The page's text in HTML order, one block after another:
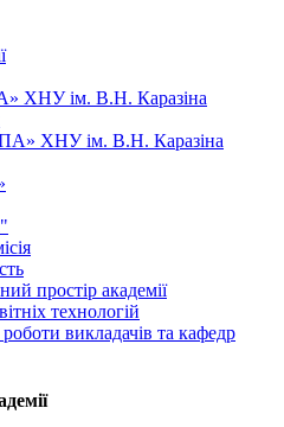
ХНУ ім. В.Н. Каразіна
ХНУ ім. В.Н. Каразіна
простір академії
технологій
викладачів та кафедр